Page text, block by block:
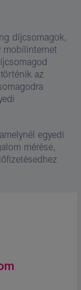
díjcsomagok,
mobilinternet
az
egyedi
mérése,